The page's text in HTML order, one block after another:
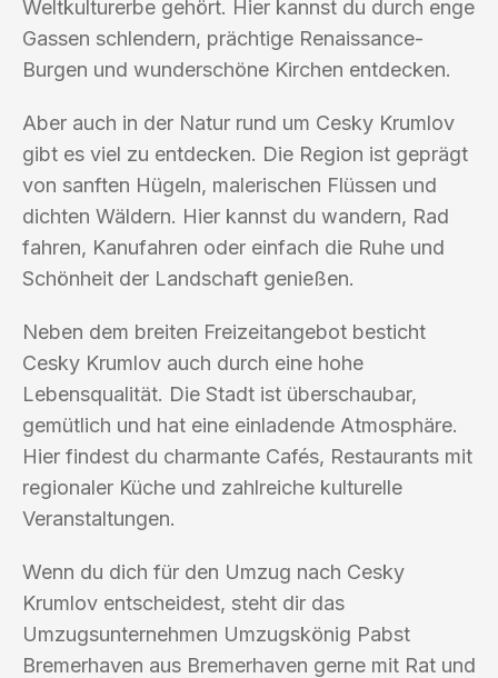
Weltkulturerbe gehört. Hier kannst du durch enge
Gassen schlendern, prächtige Renaissance-
Burgen und wunderschöne Kirchen entdecken.
Aber auch in der Natur rund um Cesky Krumlov
gibt es viel zu entdecken. Die Region ist geprägt
von sanften Hügeln, malerischen Flüssen und
dichten Wäldern. Hier kannst du wandern, Rad
fahren, Kanufahren oder einfach die Ruhe und
Schönheit der Landschaft genießen.
Neben dem breiten Freizeitangebot besticht
Cesky Krumlov auch durch eine hohe
Lebensqualität. Die Stadt ist überschaubar,
gemütlich und hat eine einladende Atmosphäre.
Hier findest du charmante Cafés, Restaurants mit
regionaler Küche und zahlreiche kulturelle
Veranstaltungen.
Wenn du dich für den Umzug nach Cesky
Krumlov entscheidest, steht dir das
Umzugsunternehmen Umzugskönig Pabst
Bremerhaven aus Bremerhaven gerne mit Rat und